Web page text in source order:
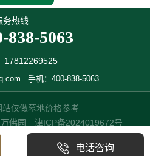
务热线
838-5063
17812269525
手机：400-838-5063
仅做墓地价格参考
万佛园 津ICP备2024019672号
电话咨询